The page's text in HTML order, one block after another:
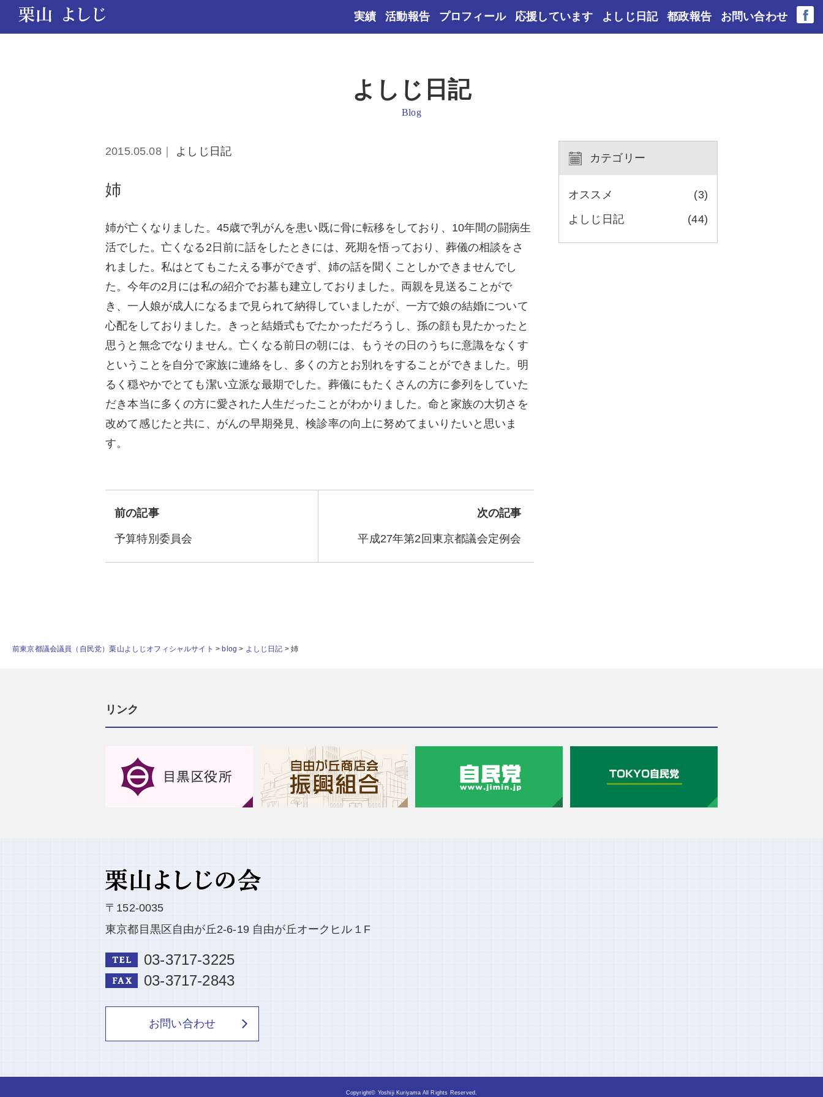
実績 活動報告 プロフィール 応援しています よしじ日記 都政報告 お問い合わせ
よしじ日記
Blog
2015.05.08｜ よしじ日記
姉
姉が亡くなりました。45歳で乳がんを患い既に骨に転移をしており、10年間の闘病生
活でした。亡くなる2日前に話をしたときには、死期を悟っており、葬儀の相談をさ
れました。私はとてもこたえる事ができず、姉の話を聞くことしかできませんでし
た。今年の2月には私の紹介でお墓も建立しておりました。両親を見送ることがで
き、一人娘が成人になるまで見られて納得していましたが、一方で娘の結婚について
心配をしておりました。きっと結婚式もでたかっただろうし、孫の顔も見たかったと
思うと無念でなりません。亡くなる前日の朝には、もうその日のうちに意識をなくす
ということを自分で家族に連絡をし、多くの方とお別れをすることができました。明
るく穏やかでとても潔い立派な最期でした。葬儀にもたくさんの方に参列をしていた
だき本当に多くの方に愛された人生だったことがわかりました。命と家族の大切さを
改めて感じたと共に、がんの早期発見、検診率の向上に努めてまいりたいと思いま
す。
前の記事
予算特別委員会
次の記事
平成27年第2回東京都議会定例会
カテゴリー
オススメ
(3)
よしじ日記
(44)
前東京都議会議員（自民党）栗山よしじオフィシャルサイト > blog > よしじ日記 >姉
リンク
〒152-0035
東京都目黒区自由が丘2-6-19 自由が丘オークヒル１F
03-3717-3225
03-3717-2843
お問い合わせ
Copyright© Yoshiji Kuriyama All Rights Reserved.